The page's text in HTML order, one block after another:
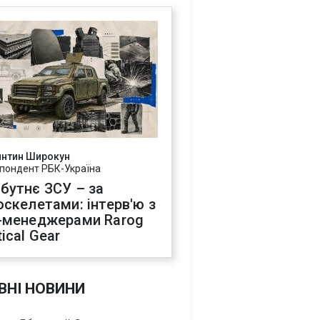
Широкун
РБК-Україна
ЗСУ – за
інтерв'ю з
Rarog
Gear
НОВИНИ